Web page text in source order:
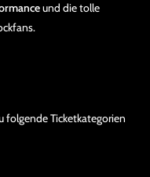
und die tolle
folgende Ticketkategorien